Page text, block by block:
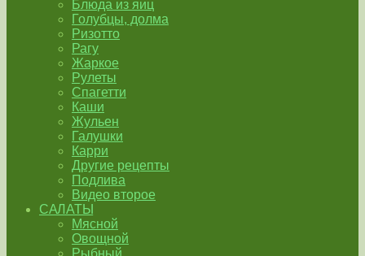
Блюда из яиц
Голубцы, долма
Ризотто
Рагу
Жаркое
Рулеты
Спагетти
Каши
Жульен
Галушки
Карри
Другие рецепты
Подлива
Видео второе
САЛАТЫ
Мясной
Овощной
Рыбный